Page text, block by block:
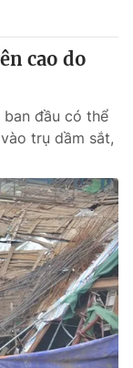
có sự chấp
phát hành lại
cao do
ban đầu có thể
trụ dầm sắt,